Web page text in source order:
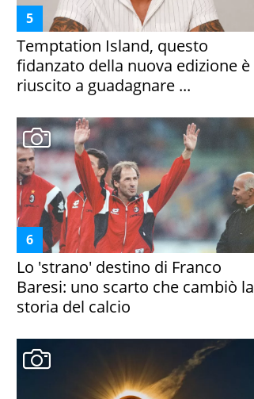
Temptation Island, questo
fidanzato della nuova edizione è
riuscito a guadagnare ...
Lo 'strano' destino di Franco
Baresi: uno scarto che cambiò la
storia del calcio